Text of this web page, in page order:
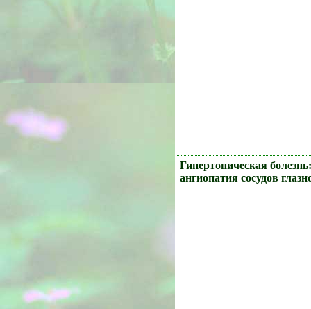
Гипертоническая болезнь:
ангиопатия сосудов